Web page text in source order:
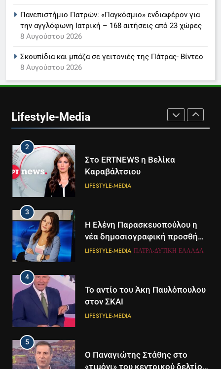
Πανεπιστήμιο Πατρών: «Παγκόσμιο» ενδιαφέρον για
την αγγλόφωνη Ιατρική – 168 αιτήσεις από 23 χώρες
8 Αυγούστου 2026
Σκουπίδια και μπάζα σε γειτονιές της Πάτρας- Βίντεο
8 Αυγούστου 2026
Lifestyle-Media
8
Καθημερινή και The New York
συνδρομητική πρόταση
LIFESTYLE-MEDIA
1
LIFESTYLE-MEDIA
2
Στο ERTNEWS η Βελίκα
Καραβάλτσιου
LIFESTYLE-MEDIA
3
Η Ελένη Παρασκευοπούλου η
νέα δημοσιογραφική προσθήκη
του ΣΚΑΪ στην Πάτρα
LIFESTYLE-MEDIA ΠΆΤΡΑ-ΔΥΤΙΚΉ ΕΛΛΆΔΑ
4
Το αντίο του Άκη Παυλόπουλου
στον ΣΚΑΙ
LIFESTYLE-MEDIA
5
Ο Παναγιώτης Στάθης στο
«τιμόνι» του κεντρικού δελτίου
5
Διάστημα: Εντοπίστηκαν για